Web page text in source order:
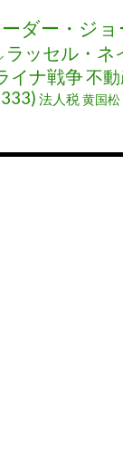
ダー・ジ
ラッセル・ネ
イナ戦争不
法人税黄国松